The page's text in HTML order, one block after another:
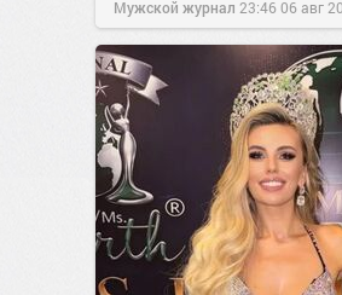
Мужской журнал 23:4606 авг